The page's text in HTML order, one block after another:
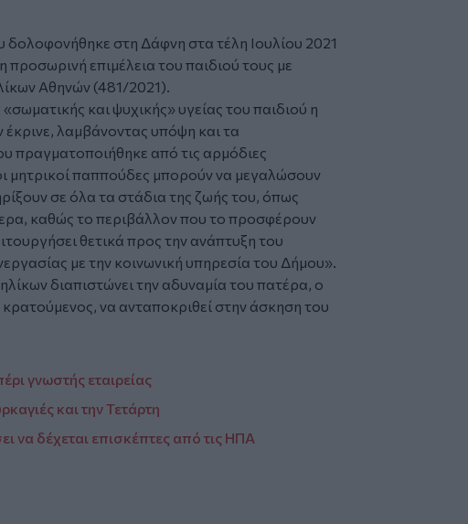
δολοφονήθηκε στη Δάφνη στα τέλη Ιουλίου 2021
προσωρινή επιμέλεια του παιδιού τους με
Αθηνών (481/2021).
και ψυχικής» υγείας του παιδιού η
λαμβάνοντας υπόψη και τα
πραγματοποιήθηκε από τις αρμόδιες
μητρικοί παππούδες μπορούν να μεγαλώσουν
σε όλα τα στάδια της ζωής του, όπως
καθώς το περιβάλλον που το προσφέρουν
θετικά προς την ανάπτυξη του
με την κοινωνική υπηρεσία του Δήμου».
διαπιστώνει την αδυναμία του πατέρα, ο
κρατούμενος, να ανταποκριθεί στην άσκηση του
γνωστής εταιρείας
και την Τετάρτη
να δέχεται επισκέπτες από τις ΗΠΑ